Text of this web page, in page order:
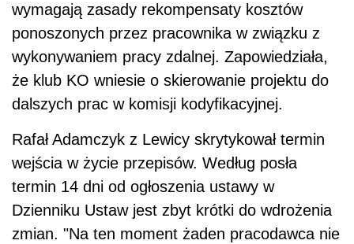
wymagają zasady rekompensaty kosztów
ponoszonych przez pracownika w związku z
wykonywaniem pracy zdalnej. Zapowiedziała,
że klub KO wniesie o skierowanie projektu do
dalszych prac w komisji kodyfikacyjnej.
Rafał Adamczyk z Lewicy skrytykował termin
wejścia w życie przepisów. Według posła
termin 14 dni od ogłoszenia ustawy w
Dzienniku Ustaw jest zbyt krótki do wdrożenia
zmian. "Na ten moment żaden pracodawca nie